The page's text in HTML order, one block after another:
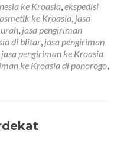
ke Kroasia,ekspedisi
ke Kroasia, jasa
, jasa pengiriman
di blitar, jasa pengiriman
jasa pengiriman ke Kroasia
ke Kroasia di ponorogo,